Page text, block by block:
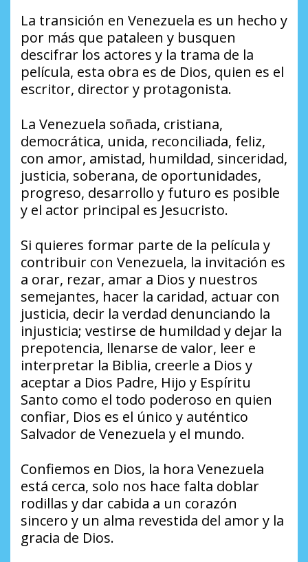
La transición en Venezuela es un hecho y
por más que pataleen y busquen
descifrar los actores y la trama de la
película, esta obra es de Dios, quien es el
escritor, director y protagonista.
La Venezuela soñada, cristiana,
democrática, unida, reconciliada, feliz,
con amor, amistad, humildad, sinceridad,
justicia, soberana, de oportunidades,
progreso, desarrollo y futuro es posible
y el actor principal es Jesucristo.
Si quieres formar parte de la película y
contribuir con Venezuela, la invitación es
a orar, rezar, amar a Dios y nuestros
semejantes, hacer la caridad, actuar con
justicia, decir la verdad denunciando la
injusticia; vestirse de humildad y dejar la
prepotencia, llenarse de valor, leer e
interpretar la Biblia, creerle a Dios y
aceptar a Dios Padre, Hijo y Espíritu
Santo como el todo poderoso en quien
confiar, Dios es el único y auténtico
Salvador de Venezuela y el mundo.
Confiemos en Dios, la hora Venezuela
está cerca, solo nos hace falta doblar
rodillas y dar cabida a un corazón
sincero y un alma revestida del amor y la
gracia de Dios.